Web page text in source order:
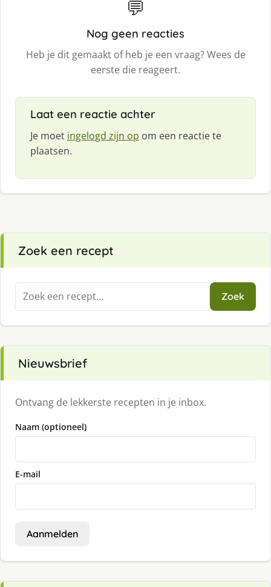
💬
Nog geen reacties
Heb je dit gemaakt of heb je een vraag? Wees de
eerste die reageert.
Laat een reactie achter
Je moet ingelogd zijn op om een reactie te
plaatsen.
Zoek een recept
Zoeken
naar:
Zoek
Nieuwsbrief
Ontvang de lekkerste recepten in je inbox.
Naam (optioneel)
E-mail
Aanmelden